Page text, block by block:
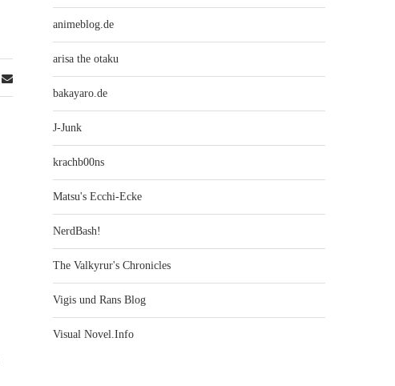
animeblog.de
arisa the otaku
bakayaro.de
J-Junk
krachb00ns
Matsu's Ecchi-Ecke
NerdBash!
The Valkyrur's Chronicles
Vigis und Rans Blog
Visual Novel.Info